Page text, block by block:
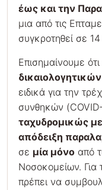
έως και την
μια από τις
συγκροτηθεί σε
Επισημαίνουμε ότι
δικαιολογητικών
ειδικά για την
συνθηκών
ταχυδρομικώς
απόδειξη
σε μία μόνο από
Νοσοκομείων. Για
πρέπει να